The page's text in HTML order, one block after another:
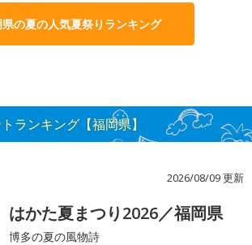
の夏の人気夏祭りランキング
ランキング【福岡県】
2026/08/09 更新
はかた夏まつり2026／福岡県
博多の夏の風物詩